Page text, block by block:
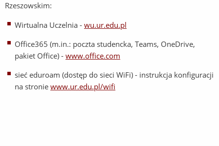
Rzeszowskim:
Wirtualna Uczelnia - wu.ur.edu.pl
Office365 (m.in.: poczta studencka, Teams, OneDrive,
pakiet Office) - www.office.com
sieć eduroam (dostęp do sieci WiFi) - instrukcja konfiguracji
na stronie www.ur.edu.pl/wifi